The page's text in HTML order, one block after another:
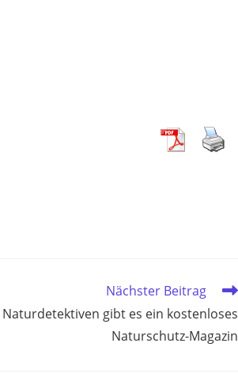
Nächster Beitrag
Naturdetektiven gibt es ein kostenloses
Naturschutz-Magazin